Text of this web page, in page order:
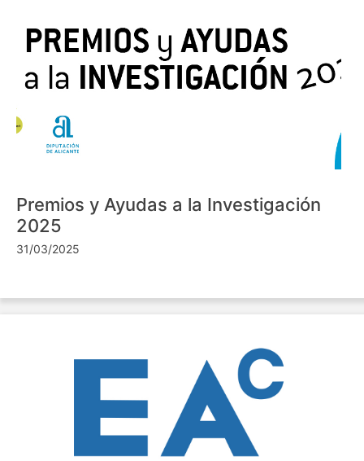
Premios y Ayudas a la Investigación
2025
31/03/2025